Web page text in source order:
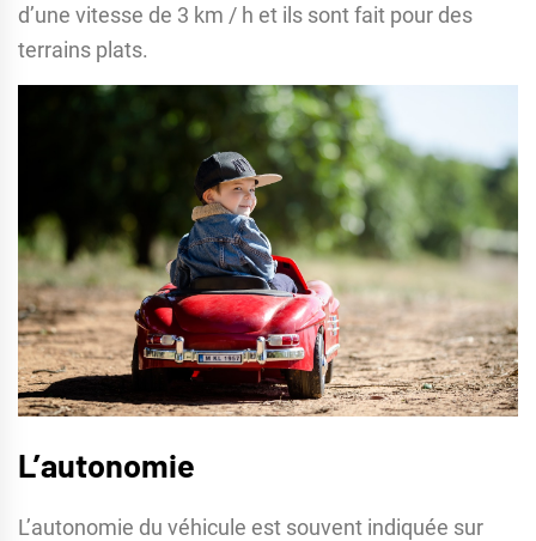
d’une vitesse de 3 km / h et ils sont fait pour des
terrains plats.
L’autonomie
L’autonomie du véhicule est souvent indiquée sur